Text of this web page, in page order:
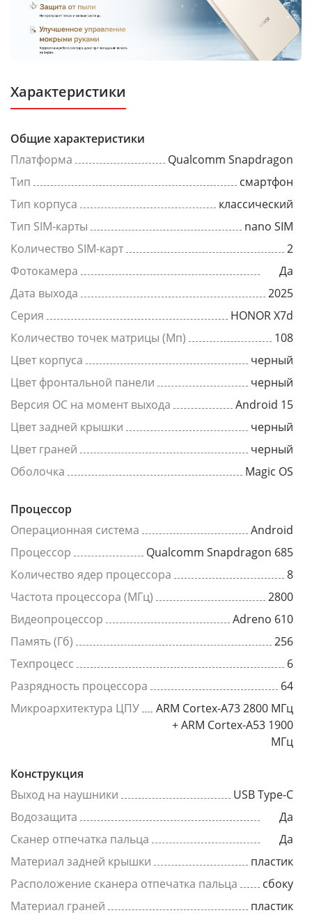
Характеристики
Общие характеристики
Платформа
Qualcomm Snapdragon
Тип
смартфон
Тип корпуса
классический
Тип SIM-карты
nano SIM
Количество SIM-карт
2
Фотокамера
Да
Дата выхода
2025
Серия
HONOR X7d
Количество точек матрицы (Мп)
108
Цвет корпуса
черный
Цвет фронтальной панели
черный
Версия ОС на момент выхода
Android 15
Цвет задней крышки
черный
Цвет граней
черный
Оболочка
Magic OS
Процессор
Операционная система
Android
Процессор
Qualcomm Snapdragon 685
Количество ядер процессора
8
Частота процессора (МГц)
2800
Видеопроцессор
Adreno 610
Память (Гб)
256
Техпроцесс
6
Разрядность процессора
64
Микроархитектура ЦПУ
ARM Cortex-A73 2800 МГц
+ ARM Cortex-A53 1900
МГц
Конструкция
Выход на наушники
USB Type-C
Водозащита
Да
Сканер отпечатка пальца
Да
Материал задней крышки
пластик
Расположение сканера отпечатка пальца
сбоку
Материал граней
пластик